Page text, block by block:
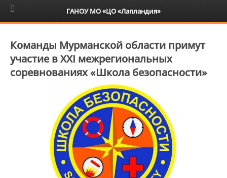
6+
Команды Мурманской области примут
участие в XXI межрегиональных
соревнованиях «Школа безопасности»
ГАНОУ МО «ЦО «Лапландия»